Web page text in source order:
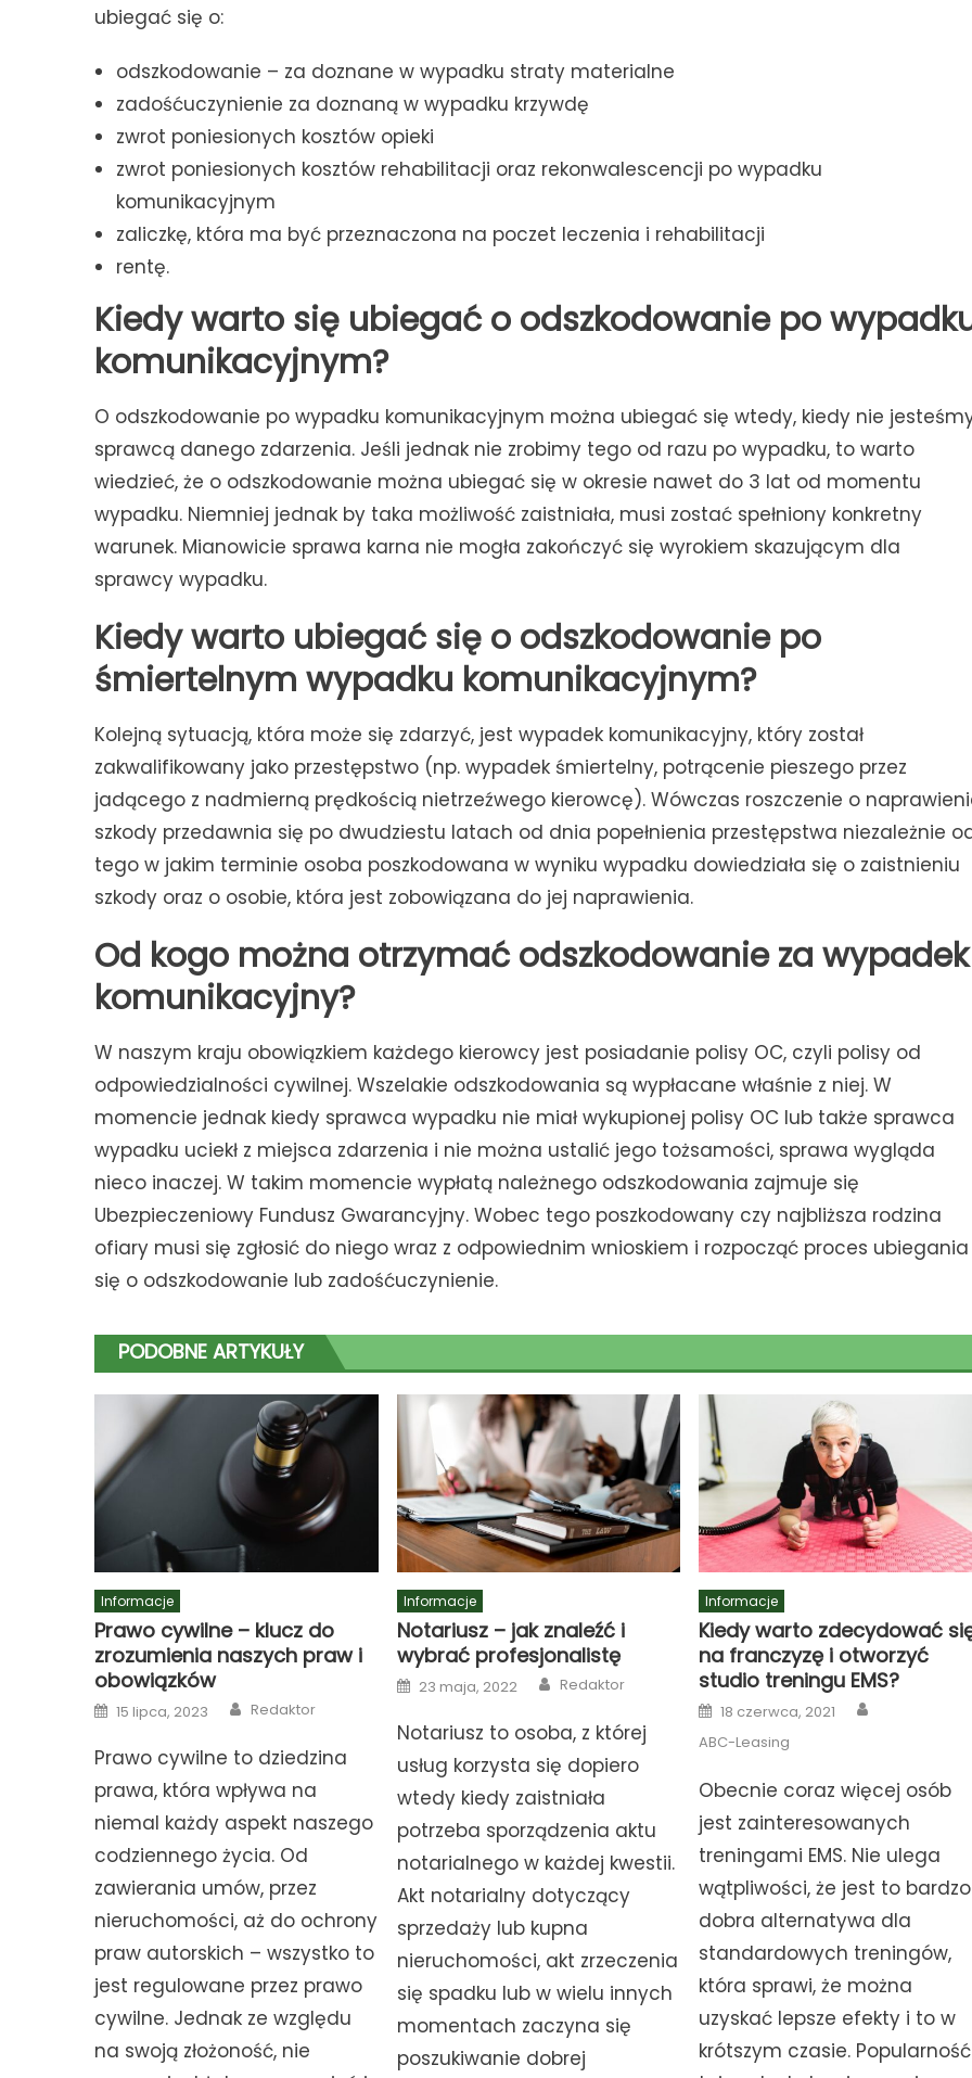
ubiegać się o:
odszkodowanie – za doznane w wypadku straty materialne
zadośćuczynienie za doznaną w wypadku krzywdę
zwrot poniesionych kosztów opieki
zwrot poniesionych kosztów rehabilitacji oraz rekonwalescencji po wypadku
komunikacyjnym
zaliczkę, która ma być przeznaczona na poczet leczenia i rehabilitacji
rentę.
Kiedy warto się ubiegać o odszkodowanie po
komunikacyjnym?
O odszkodowanie po wypadku komunikacyjnym można ubiegać się wtedy, kiedy nie
sprawcą danego zdarzenia. Jeśli jednak nie zrobimy tego od razu po wypadku, to warto
wiedzieć, że o odszkodowanie można ubiegać się w okresie nawet do 3 lat od momentu
wypadku. Niemniej jednak by taka możliwość zaistniała, musi zostać spełniony konkretny
warunek. Mianowicie sprawa karna nie mogła zakończyć się wyrokiem skazującym dla
sprawcy wypadku.
Kiedy warto ubiegać się o odszkodowanie po
śmiertelnym wypadku komunikacyjnym?
Kolejną sytuacją, która może się zdarzyć, jest wypadek komunikacyjny, który został
zakwalifikowany jako przestępstwo (np. wypadek śmiertelny, potrącenie pieszego przez
jadącego z nadmierną prędkością nietrzeźwego kierowcę). Wówczas roszczenie o
szkody przedawnia się po dwudziestu latach od dnia popełnienia przestępstwa niezależnie
tego w jakim terminie osoba poszkodowana w wyniku wypadku dowiedziała się o zaistnieniu
szkody oraz o osobie, która jest zobowiązana do jej naprawienia.
Od kogo można otrzymać odszkodowanie za wypadek
komunikacyjny?
W naszym kraju obowiązkiem każdego kierowcy jest posiadanie polisy OC, czyli polisy od
odpowiedzialności cywilnej. Wszelakie odszkodowania są wypłacane właśnie z niej. W
momencie jednak kiedy sprawca wypadku nie miał wykupionej polisy OC lub także sprawca
wypadku uciekł z miejsca zdarzenia i nie można ustalić jego tożsamości, sprawa wygląda
nieco inaczej. W takim momencie wypłatą należnego odszkodowania zajmuje się
Ubezpieczeniowy Fundusz Gwarancyjny. Wobec tego poszkodowany czy najbliższa rodzina
ofiary musi się zgłosić do niego wraz z odpowiednim wnioskiem i rozpocząć proces ubiegania
się o odszkodowanie lub zadośćuczynienie.
PODOBNE ARTYKUŁY
Informacje
Prawo cywilne – klucz do
zrozumienia naszych praw i
obowiązków
Posted
on
15 lipca, 2023 Author
Redaktor
Prawo cywilne to dziedzina
prawa, która wpływa na
niemal każdy aspekt naszego
codziennego życia. Od
zawierania umów, przez
nieruchomości, aż do ochrony
praw autorskich – wszystko to
jest regulowane przez prawo
cywilne. Jednak ze względu
na swoją złożoność, nie
Informacje
Notariusz – jak znaleźć i
wybrać profesjonalistę
Posted
on
23 maja, 2022 Author
Redaktor
Notariusz to osoba, z której
usług korzysta się dopiero
wtedy kiedy zaistniała
potrzeba sporządzenia aktu
notarialnego w każdej kwestii.
Akt notarialny dotyczący
sprzedaży lub kupna
nieruchomości, akt zrzeczenia
się spadku lub w wielu innych
momentach zaczyna się
poszukiwanie dobrej
Informacje
Kiedy warto zdecydować
na franczyzę i otworzyć
studio treningu EMS?
Posted
on
18 czerwca, 2021
ABC-Leasing
Obecnie coraz więcej osób
jest zainteresowanych
treningami EMS. Nie ulega
wątpliwości, że jest to bardzo
dobra alternatywa dla
standardowych treningów,
która sprawi, że można
uzyskać lepsze efekty i to w
krótszym czasie. Popularność